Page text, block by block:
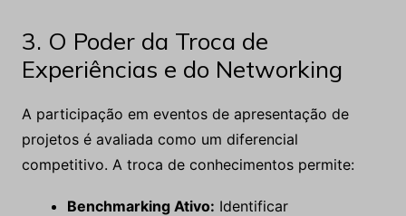
3. O Poder da Troca de
Experiências e do Networking
A participação em eventos de apresentação de
projetos é avaliada como um diferencial
competitivo. A troca de conhecimentos permite:
Benchmarking Ativo: Identificar